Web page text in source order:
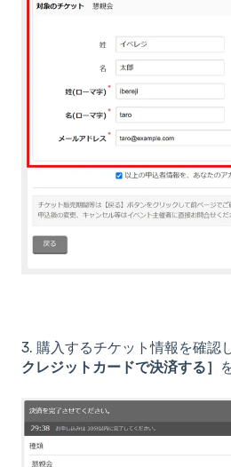
3. 購入するチケット情報を確認し
クレジットカードで決済する］